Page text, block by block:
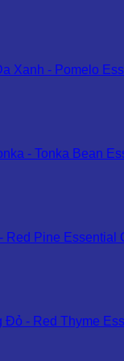
Xanh - Pomelo
- Tonka Bean
Pine Essential
- Red Thyme